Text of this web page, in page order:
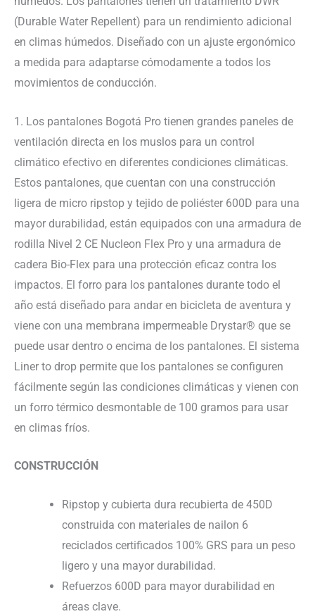
(Durable Water Repellent) para un rendimiento adicional
en climas húmedos. Diseñado con un ajuste ergonómico
a medida para adaptarse cómodamente a todos los
movimientos de conducción.
1. Los pantalones Bogotá Pro tienen grandes paneles de
ventilación directa en los muslos para un control
climático efectivo en diferentes condiciones climáticas.
Estos pantalones, que cuentan con una construcción
ligera de micro ripstop y tejido de poliéster 600D para una
mayor durabilidad, están equipados con una armadura de
rodilla Nivel 2 CE Nucleon Flex Pro y una armadura de
cadera Bio-Flex para una protección eficaz contra los
impactos. El forro para los pantalones durante todo el
año está diseñado para andar en bicicleta de aventura y
viene con una membrana impermeable Drystar® que se
puede usar dentro o encima de los pantalones. El sistema
Liner to drop permite que los pantalones se configuren
fácilmente según las condiciones climáticas y vienen con
un forro térmico desmontable de 100 gramos para usar
en climas fríos.
CONSTRUCCIÓN
Ripstop y cubierta dura recubierta de 450D
construida con materiales de nailon 6
reciclados certificados 100% GRS para un peso
ligero y una mayor durabilidad.
Refuerzos 600D para mayor durabilidad en
áreas clave.